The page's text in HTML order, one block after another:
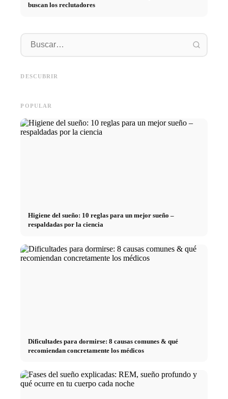
buscan los reclutadores
DESCUBRIR
carrera
POPULAR
Higiene del sueño: 10 reglas para un mejor sueño –
respaldadas por la ciencia
Dificultades para dormirse: 8 causas comunes & qué
recomiendan concretamente los médicos